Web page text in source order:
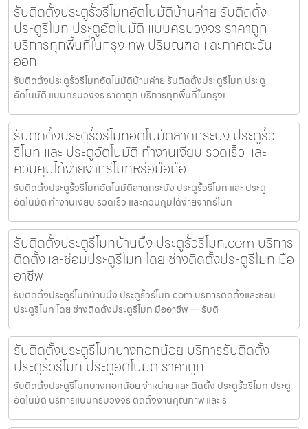
รับติดตั้งประตูรั้วรีโมทอัตโนมัติบ้านค่าย รับติดตั้ง
ประตูรีโมท ประตูอัตโนมัติ แบบครบวงจร ราคาถูก
บริการทุกพื้นที่ในกรุงเทพ ปริมณฑล และภาคตะวัน
ออก
รับติดตั้งประตูรั้วรีโมทอัตโนมัติบ้านค่าย รับติดตั้งประตูรีโมท ประตู
อัตโนมัติ แบบครบวงจร ราคาถูก บริการทุกพื้นที่ในกรุงเ
รับติดตั้งประตูรั้วรีโมทอัตโนมัติลาดกระบัง ประตูรั้ว
รีโมท และ ประตูอัตโนมัติ ทำงานเงียบ รวดเร็ว และ
ควบคุมได้ง่ายจากรีโมทหรือมือถือ
รับติดตั้งประตูรั้วรีโมทอัตโนมัติลาดกระบัง ประตูรั้วรีโมท และ ประตู
อัตโนมัติ ทำงานเงียบ รวดเร็ว และควบคุมได้ง่ายจากรีโมท
รับติดตั้งประตูรีโมทบ้านบึง ประตูรั้วรีโมท.com บริการ
ติดตั้งและซ่อมประตูรีโมท โดย ช่างติดตั้งประตูรีโมท มือ
อาชีพ
รับติดตั้งประตูรีโมทบ้านบึง ประตูรั้วรีโมท.com บริการติดตั้งและซ่อม
ประตูรีโมท โดย ช่างติดตั้งประตูรีโมท มืออาชีพ — รับติ
รับติดตั้งประตูรีโมทบางกอกน้อย บริการรับติดตั้ง
ประตูรั้วรีโมท ประตูอัตโนมัติ ราคาถูก
รับติดตั้งประตูรีโมทบางกอกน้อย จำหน่าย และ ติดตั้ง ประตูรั้วรีโมท ประตู
อัตโนมัติ บริการแบบครบวงจร ติดตั้งงานคุณภาพ และ ร